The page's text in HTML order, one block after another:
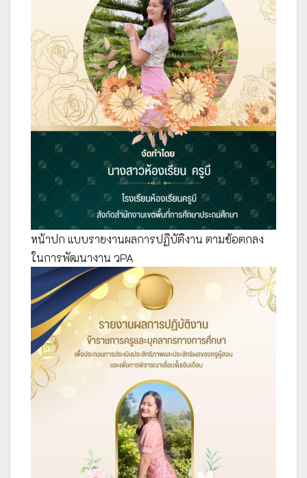
หน้าปก แบบรายงานผลการปฏิบัติงาน ตามข้อตกลง
ในการพัฒนางาน วPA